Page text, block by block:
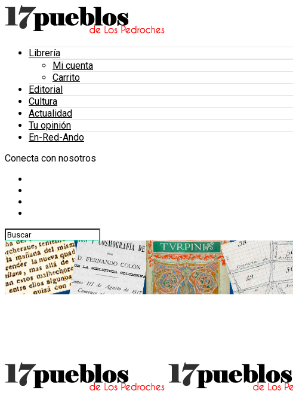
Librería
Mi cuenta
Carrito
Editorial
Cultura
Actualidad
Tu opinión
En-Red-Ando
Conecta con nosotros